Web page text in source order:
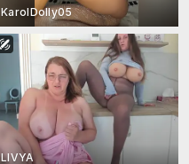
KarolDolly05
LIVYA